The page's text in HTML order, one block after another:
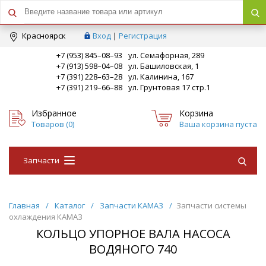
Краcноярск Вход | Регистрация
+7 (953) 845–08–93
ул. Семафорная, 289
+7 (913) 598–04–08 ул. Башиловская, 1
+7 (391) 228–63–28 ул. Калинина, 167
+7 (391) 219–66–88 ул. Грунтовая 17 стр.1
Избранное
Товаров (0)
Корзина
Ваша корзина пуста
Запчасти
Главная / Каталог / Запчасти КАМАЗ / Запчасти системы
охлаждения КАМАЗ
КОЛЬЦО УПОРНОЕ ВАЛА НАСОСА
ВОДЯНОГО 740